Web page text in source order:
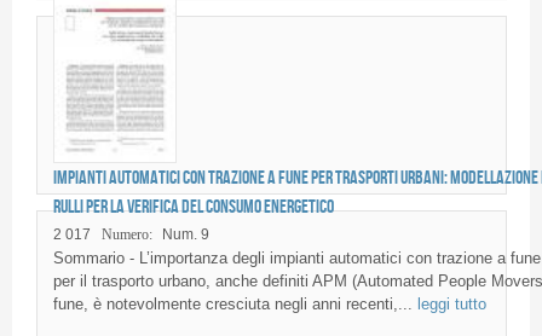
Impianti automatici con trazione a fune per trasporti urbani: modellazione
rulli per la verifica del consumo energetico
2 017 Numero: Num. 9
Sommario - L’importanza degli impianti automatici con trazione a fune
per il trasporto urbano, anche definiti APM (Automated People
fune, è notevolmente cresciuta negli anni recenti,...
leggi tutto